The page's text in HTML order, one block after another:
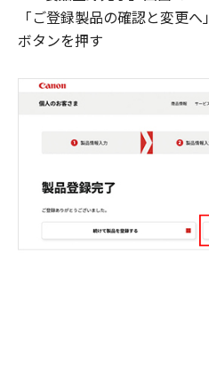
「ご登録製品の確認と変更へ」
ボタンを押す